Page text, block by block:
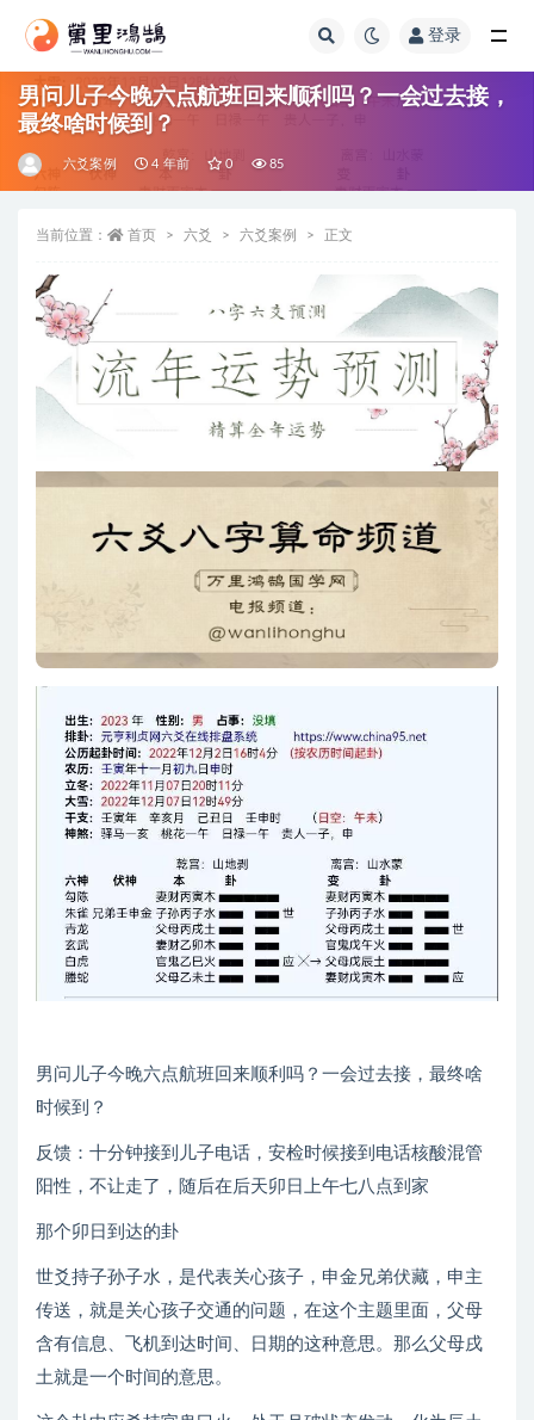
登录
男问儿子今晚六点航班回来顺利吗？一会过去接，
最终啥时候到？
六爻案例 4 年前 0 85
当前位置： 首页 六爻 六爻案例 正文
男问儿子今晚六点航班回来顺利吗？一会过去接，最终啥
时候到？
反馈：十分钟接到儿子电话，安检时候接到电话核酸混管
阳性，不让走了，随后在后天卯日上午七八点到家
那个卯日到达的卦
世爻持子孙子水，是代表关心孩子，申金兄弟伏藏，申主
传送，就是关心孩子交通的问题，在这个主题里面，父母
含有信息、飞机到达时间、日期的这种意思。那么父母戌
土就是一个时间的意思。